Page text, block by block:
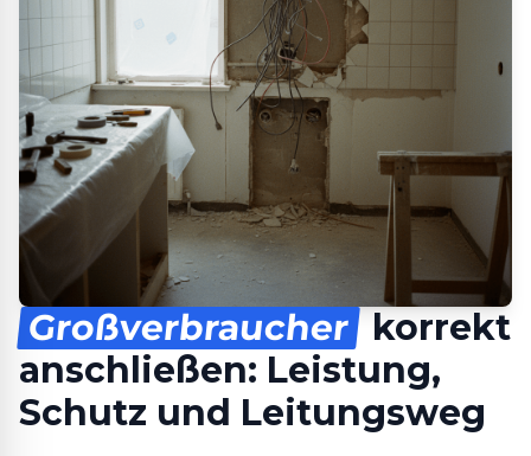
Großverbraucher korrekt
anschließen: Leistung,
Schutz und Leitungsweg